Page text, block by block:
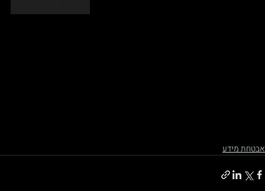
אבטחת מידע